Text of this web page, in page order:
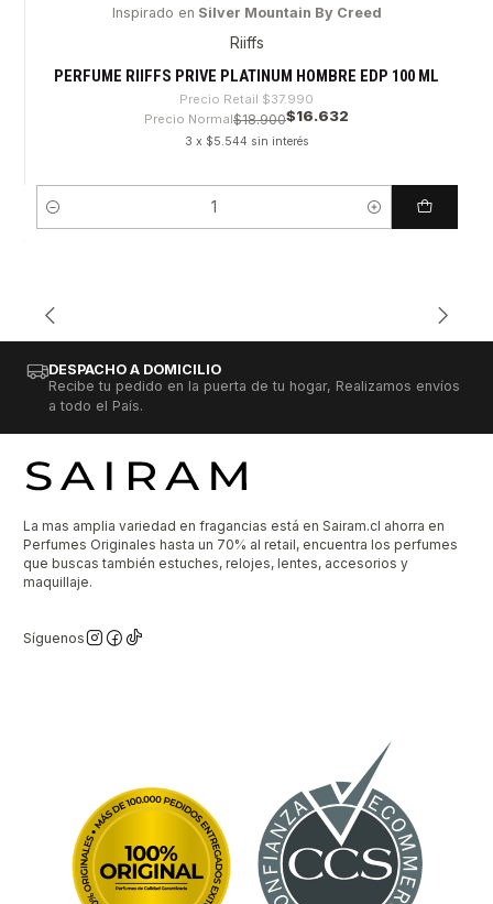
Inspirado en Silver Mountain By Creed
Riiffs
PERFUME RIIFFS PRIVE PLATINUM HOMBRE EDP 100 ML
Precio Retail $37.990
Precio Normal$18.900$16.632
3 x $5.544 sin interés
Cantidad
DESPACHO A DOMICILIO
Recibe tu pedido en la puerta de tu hogar, Realizamos envíos
a todo el País.
La mas amplia variedad en fragancias está en Sairam.cl ahorra en
Perfumes Originales hasta un 70% al retail, encuentra los perfumes
que buscas también estuches, relojes, lentes, accesorios y
maquillaje.
Síguenos